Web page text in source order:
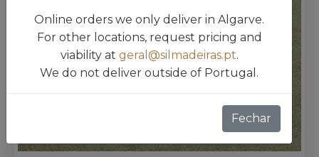
Online orders we only deliver in Algarve.
For other locations, request pricing and
viability at geral@silmadeiras.pt.
We do not deliver outside of Portugal.
Fechar